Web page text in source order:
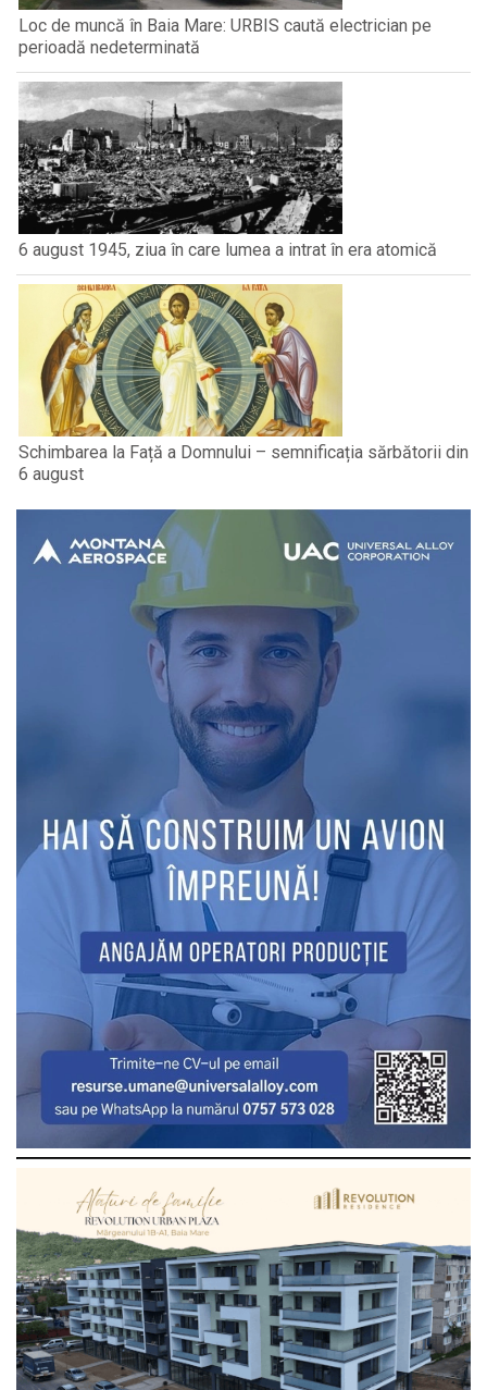
Loc de muncă în Baia Mare: URBIS caută electrician pe
perioadă nedeterminată
6 august 1945, ziua în care lumea a intrat în era atomică
Schimbarea la Față a Domnului – semnificația sărbătorii din
6 august